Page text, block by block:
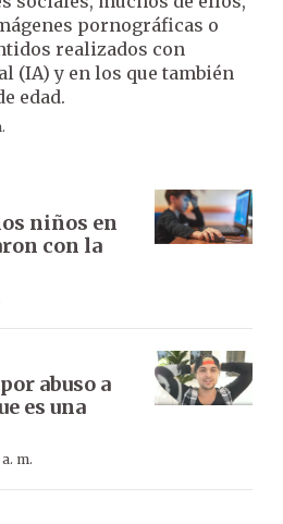
pornográficas o
realizados con
(IA) y en los que también
edad.
niños en
con la
abuso a
es una
m.